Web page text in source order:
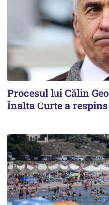
Procesul lui Călin
Înalta Curte a